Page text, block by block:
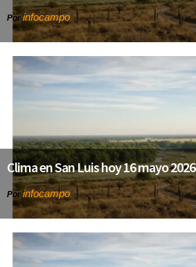
Porinfocampo
Clima en San Luis hoy 16 mayo 2026
Porinfocampo